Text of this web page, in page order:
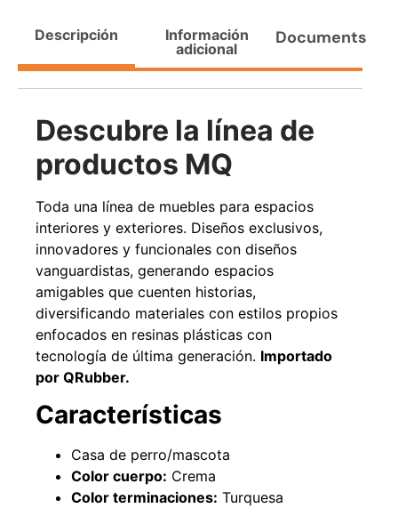
Descripción
Información
adicional
Documents
Descubre la línea de
productos MQ
Toda una línea de muebles para espacios
interiores y exteriores. Diseños exclusivos,
innovadores y funcionales con diseños
vanguardistas, generando espacios
amigables que cuenten historias,
diversificando materiales con estilos propios
enfocados en resinas plásticas con
tecnología de última generación. Importado
por QRubber.
Características
Casa de perro/mascota
Color cuerpo: Crema
Color terminaciones: Turquesa
Pasto sintético ornamental
Importado USA: Paradise
densidad 42mm Rollo
4,57*15,24mts
$1.427.544
Leer más
Apilador manual ancho
ajustable Capacidad 1tn Lev.
$
1.875.535
$ 1.167.990
49%